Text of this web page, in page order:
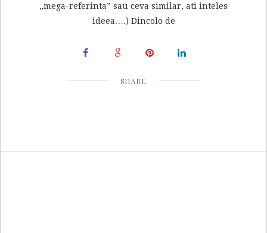
„mega-referinta” sau ceva similar, ati inteles
ideea….) Dincolo de
SHARE